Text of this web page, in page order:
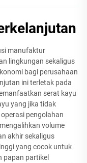
manufaktur
lingkungan sekaligus
bagi perusahaan
ini terletak pada
serat kayu
yang jika tidak
pengolahan
volume
akhir sekaligus
yang cocok untuk
papan partikel